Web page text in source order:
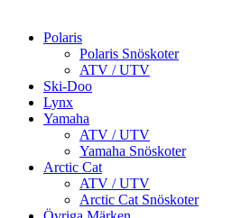
Polaris
Polaris Snöskoter
ATV / UTV
Ski-Doo
Lynx
Yamaha
ATV / UTV
Yamaha Snöskoter
Arctic Cat
ATV / UTV
Arctic Cat Snöskoter